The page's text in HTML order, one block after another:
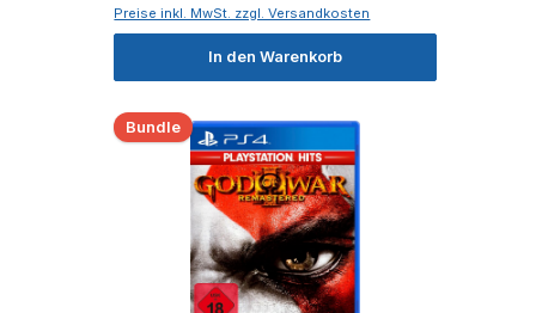
Preise inkl. MwSt. zzgl. Versandkosten
In den Warenkorb
Bundle